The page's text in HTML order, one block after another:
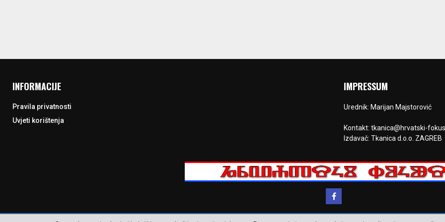
INFORMACIJE
Pravila privatnosti
Uvjeti korištenja
IMPRESSUM
Urednik: Marijan Majstorović
Kontakt: tkanica@hrvatski-
Izdavač: Tkanica d.o.o. ZAGREB